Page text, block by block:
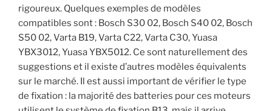
rigoureux. Quelques exemples de modèles
compatibles sont : Bosch S30 02, Bosch S40 02, Bosch
S50 02, Varta B19, Varta C22, Varta C30, Yuasa
YBX3012, Yuasa YBX5012. Ce sont naturellement des
suggestions et il existe d’autres modèles équivalents
sur le marché. Il est aussi important de vérifier le type
de fixation : la majorité des batteries pour ces moteurs